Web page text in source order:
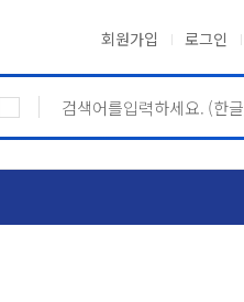
회원가입 로그인